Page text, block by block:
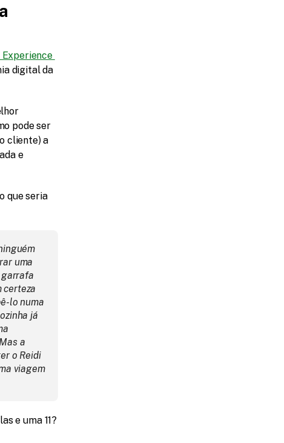
Experience
digital da
pode ser
cliente) a
e
que seria
uma
garrafa
certeza
lo numa
já
a
o Reidi
viagem
e uma 11?